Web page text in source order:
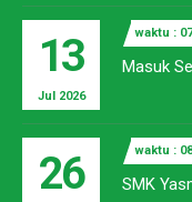
13
Jul 2026
waktu :
Masuk
26 waktu :
SMK